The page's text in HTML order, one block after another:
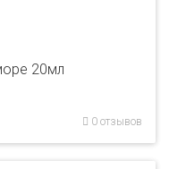
20мл
0 отзывов